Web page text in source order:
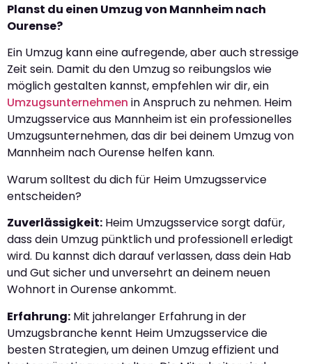
Planst du einen Umzug von Mannheim nach
Ourense?
Ein Umzug kann eine aufregende, aber auch stressige
Zeit sein. Damit du den Umzug so reibungslos wie
möglich gestalten kannst, empfehlen wir dir, ein
Umzugsunternehmen in Anspruch zu nehmen. Heim
Umzugsservice aus Mannheim ist ein professionelles
Umzugsunternehmen, das dir bei deinem Umzug von
Mannheim nach Ourense helfen kann.
Warum solltest du dich für Heim Umzugsservice
entscheiden?
Zuverlässigkeit: Heim Umzugsservice sorgt dafür,
dass dein Umzug pünktlich und professionell erledigt
wird. Du kannst dich darauf verlassen, dass dein Hab
und Gut sicher und unversehrt an deinem neuen
Wohnort in Ourense ankommt.
Erfahrung: Mit jahrelanger Erfahrung in der
Umzugsbranche kennt Heim Umzugsservice die
besten Strategien, um deinen Umzug effizient und